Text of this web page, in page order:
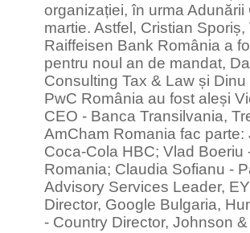
organizației, în urma
martie. Astfel, Cristian
Raiffeisen Bank România a
pentru noul an de mandat,
Consulting Tax & Law și
PwC România au fost aleși
CEO - Banca Transilvania,
AmCham Romania fac
Coca-Cola HBC; Vlad
Romania; Claudia Sofianu -
Advisory Services Leader,
Director, Google Bulgaria,
- Country Director, Johnson